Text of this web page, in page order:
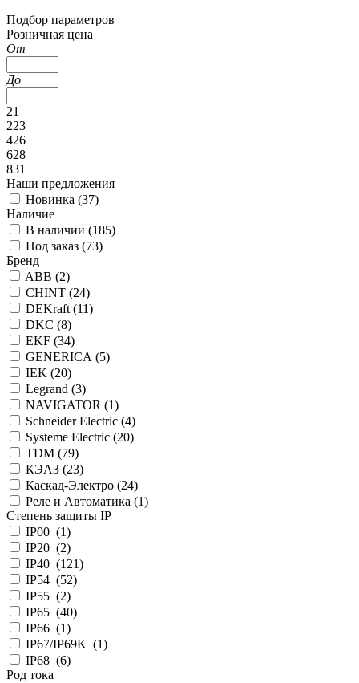
Подбор параметров
Розничная цена
От
До
21
223
426
628
831
Наши предложения
Новинка (37)
Наличие
В наличии (185)
Под заказ (73)
Бренд
ABB (2)
CHINT (24)
DEKraft (11)
DKC (8)
EKF (34)
GENERICA (5)
IEK (20)
Legrand (3)
NAVIGATOR (1)
Schneider Electric (4)
Systeme Electric (20)
TDM (79)
КЭАЗ (23)
Каскад-Электро (24)
Реле и Автоматика (1)
Степень защиты IP
IP00 (1)
IP20 (2)
IP40 (121)
IP54 (52)
IP55 (2)
IP65 (40)
IP66 (1)
IP67/IP69K (1)
IP68 (6)
Род тока